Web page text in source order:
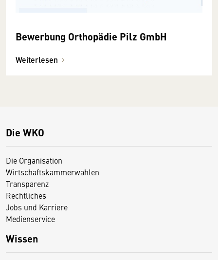
Bewerbung Orthopädie Pilz GmbH
Weiterlesen
Die WKO
Die Organisation
Wirtschaftskammerwahlen
Transparenz
Rechtliches
Jobs und Karriere
Medienservice
Wissen